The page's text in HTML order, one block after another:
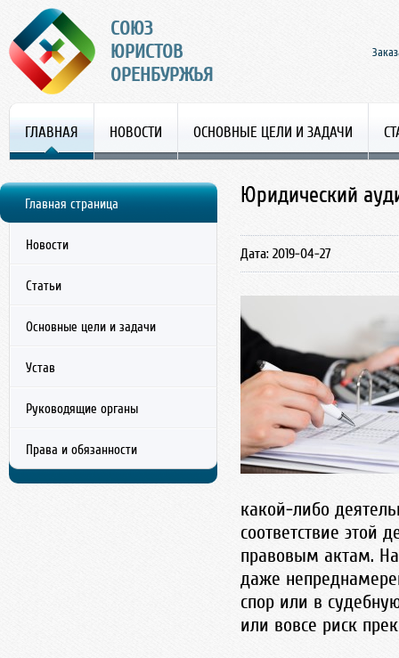
СОЮЗ
ЮРИСТОВ
ОРЕНБУРЖЬЯ
ГЛАВНАЯ НОВОСТИ ОСНОВНЫЕ ЦЕЛИ И ЗАДАЧИ
Главная страница
Новости
Статьи
Основные цели и задачи
Устав
Руководящие органы
Права и обязанности
г. Оренбург, ул. Московская, д.24-410.
info@orenlawer.ru
Юридический
Дата: 2019-04-27
какой-либо
соответствие этой
правовым актам.
даже
спор или в
или вовсе риск